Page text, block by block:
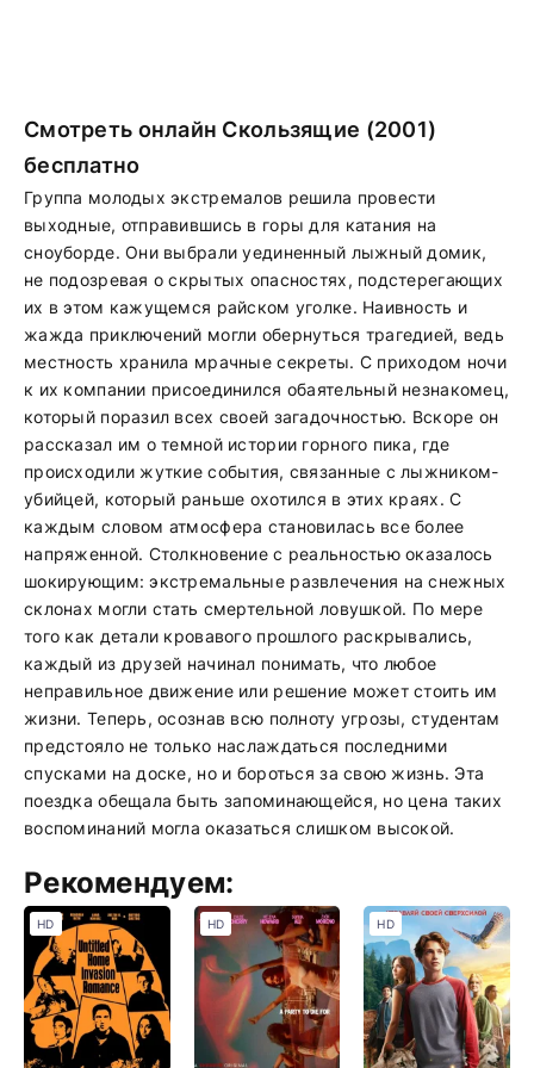
Смотреть онлайн Скользящие (2001)
бесплатно
Группа молодых экстремалов решила провести
выходные, отправившись в горы для катания на
сноуборде. Они выбрали уединенный лыжный домик,
не подозревая о скрытых опасностях, подстерегающих
их в этом кажущемся райском уголке. Наивность и
жажда приключений могли обернуться трагедией, ведь
местность хранила мрачные секреты. С приходом ночи
к их компании присоединился обаятельный незнакомец,
который поразил всех своей загадочностью. Вскоре он
рассказал им о темной истории горного пика, где
происходили жуткие события, связанные с лыжником-
убийцей, который раньше охотился в этих краях. С
каждым словом атмосфера становилась все более
напряженной. Столкновение с реальностью оказалось
шокирующим: экстремальные развлечения на снежных
склонах могли стать смертельной ловушкой. По мере
того как детали кровавого прошлого раскрывались,
каждый из друзей начинал понимать, что любое
неправильное движение или решение может стоить им
жизни. Теперь, осознав всю полноту угрозы, студентам
предстояло не только наслаждаться последними
спусками на доске, но и бороться за свою жизнь. Эта
поездка обещала быть запоминающейся, но цена таких
воспоминаний могла оказаться слишком высокой.
Рекомендуем:
HD HD HD